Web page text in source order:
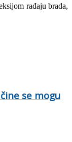
rađaju brada,
se mogu